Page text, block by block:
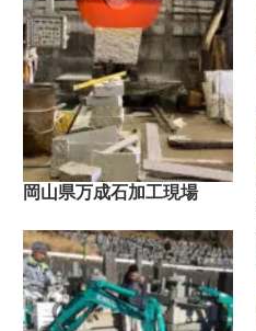
岡山県万成石加工現場